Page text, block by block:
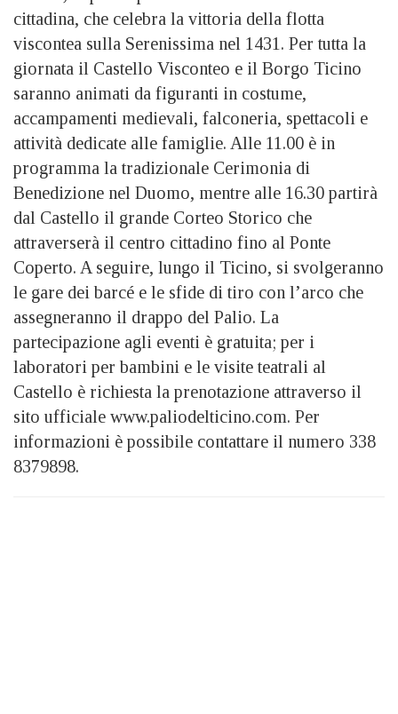
cittadina, che celebra la vittoria della flotta
viscontea sulla Serenissima nel 1431. Per tutta la
giornata il Castello Visconteo e il Borgo Ticino
saranno animati da figuranti in costume,
accampamenti medievali, falconeria, spettacoli e
attività dedicate alle famiglie. Alle 11.00 è in
programma la tradizionale Cerimonia di
Benedizione nel Duomo, mentre alle 16.30 partirà
dal Castello il grande Corteo Storico che
attraverserà il centro cittadino fino al Ponte
Coperto. A seguire, lungo il Ticino, si svolgeranno
le gare dei barcé e le sfide di tiro con l’arco che
assegneranno il drappo del Palio. La
partecipazione agli eventi è gratuita; per i
laboratori per bambini e le visite teatrali al
Castello è richiesta la prenotazione attraverso il
sito ufficiale www.paliodelticino.com. Per
informazioni è possibile contattare il numero 338
8379898.